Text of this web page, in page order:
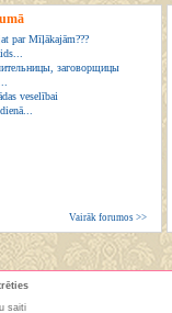
par Mīļākajām???
заговорщицы
veselībai
Vairāk forumos >>
saiti